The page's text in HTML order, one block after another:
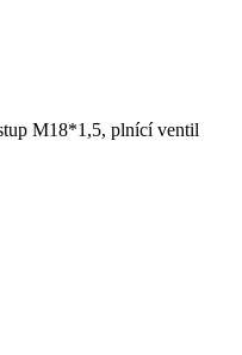
M18*1,5, plnící ventil